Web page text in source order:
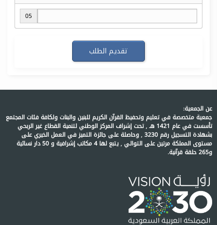
05
عن الجمعية:
جمعية متخصصة في تعليم وتحفيظ القرآن الكريم للبنين والبنات ولكافة فئات المجتمع
تأسست في عام 1421 هـ , تحت إشراف المركز الوطني لتنمية القطاع غير الربحي
بشهادة التسجيل رقم 3230 , وحاصلة على جائزة التميز في العمل الخيري على
مستوى المملكة مرتين على التوالي , يتبع لها 4 مكاتب إشرافية و 50 دار نسائية
و265 حلقة قرآنية.